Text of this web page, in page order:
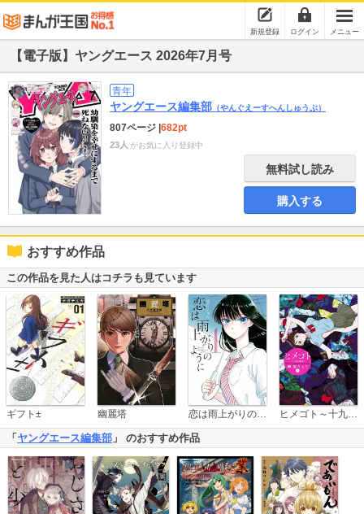
新規登録 ログイン メニュー
【電子版】ヤングエース 2026年7月号
青年
ヤングエース編集部 （やんぐえーすへんしゅうぶ）
807ページ 682pt
23人 がお気に入り登録中
無料試し読み
購入する
おすすめ作品
この作品を見た人はコチラも見ています
ギフト± 幽麗塔 恋は雨上がりのように ヒメゴト～十九歳の制服～
「 ヤングエース編集部 」 のおすすめ作品